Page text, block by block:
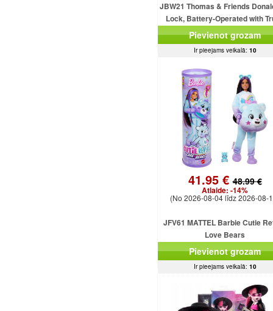
JBW21 Thomas & Friends
Lock, Battery-Operated with
MATTEL
Pievienot grozam
Ir pieejams veikalā: 10
41.95 €48.99 €
Atlaide: -14%
(No 2026-08-04 līdz 2026-08-
JFV61 MATTEL Barbie Cutie
Love Bears
Pievienot grozam
Ir pieejams veikalā: 10